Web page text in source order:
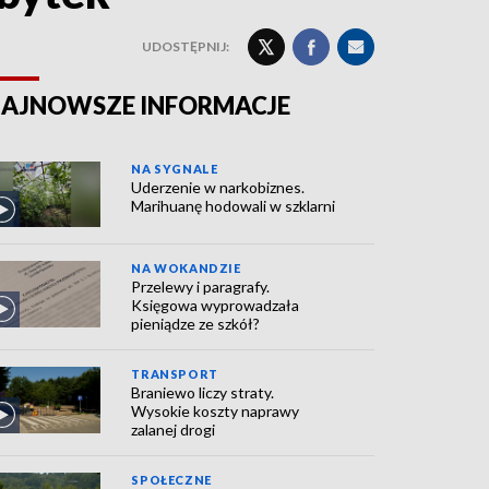
UDOSTĘPNIJ:
INFORMACJE
NA SYGNALE
Uderzenie w narkobiznes.
Marihuanę hodowali w szklarni
NA WOKANDZIE
Przelewy i paragrafy.
Księgowa wyprowadzała
pieniądze ze szkół?
TRANSPORT
Braniewo liczy straty.
Wysokie koszty naprawy
zalanej drogi
SPOŁECZNE